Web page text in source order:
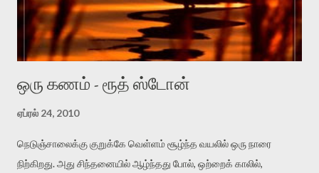
ஒரு கணம் - ரூத் ஸ்டோன்
ஏப்ரல் 24, 2010
நெடுஞ்சாலைக்கு குறுக்கே வெள்ளம் சூழ்ந்த வயலில் ஒரு நாரை
நிற்கிறது. அது சிந்தனையில் ஆழ்ந்தது போல், ஒற்றைக் காலில்,